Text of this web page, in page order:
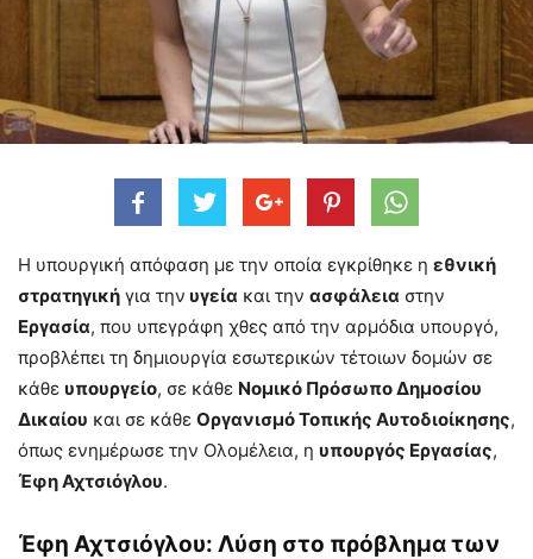
Η υπουργική απόφαση με την οποία εγκρίθηκε η εθνική
στρατηγική για την υγεία και την ασφάλεια στην
Εργασία, που υπεγράφη χθες από την αρμόδια υπουργό,
προβλέπει τη δημιουργία εσωτερικών τέτοιων δομών σε
κάθε υπουργείο, σε κάθε Νομικό Πρόσωπο Δημοσίου
Δικαίου και σε κάθε Οργανισμό Τοπικής Αυτοδιοίκησης,
όπως ενημέρωσε την Ολομέλεια, η υπουργός Εργασίας,
Έφη Αχτσιόγλου.
Έφη Αχτσιόγλου: Λύση στο πρόβλημα των